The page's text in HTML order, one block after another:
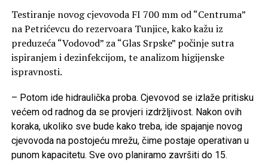
Testiranje novog cjevovoda FI 700 mm od “Centruma”
na Petrićevcu do rezervoara Tunjice, kako kažu iz
preduzeća “Vodovod” za “Glas Srpske” počinje sutra
ispiranjem i dezinfekcijom, te analizom higijenske
ispravnosti.
– Potom ide hidraulička proba. Cjevovod se izlaže pritisku
većem od radnog da se provjeri izdržljivost. Nakon ovih
koraka, ukoliko sve bude kako treba, ide spajanje novog
cjevovoda na postojeću mrežu, čime postaje operativan u
punom kapacitetu. Sve ovo planiramo završiti do 15.